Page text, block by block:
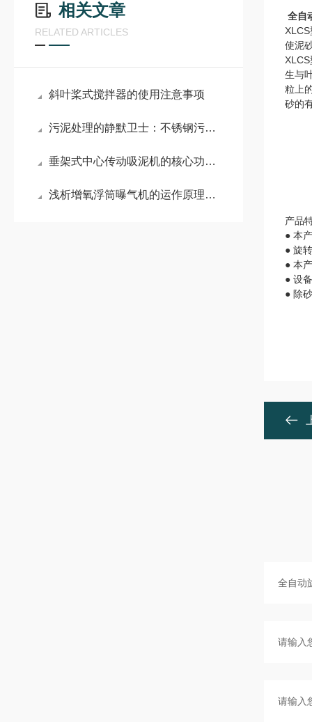
相关文章
RELATED ARTICLES
斜叶桨式搅拌器的使用注意事项
污泥处理的静默卫士：不锈钢污泥回流泵
垂架式中心传动吸泥机的核心功能有哪些
浅析增氧浮筒曝气机的运作原理有哪些
全自
使泥
生与
粒上
砂的
产品
● 本
● 旋
● 本
● 设
● 除